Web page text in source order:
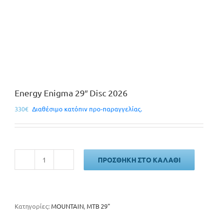
Energy Enigma 29″ Disc 2026
330€ Διαθέσιμο κατόπιν προ-παραγγελίας.
Energy
2026
ποσότητα
ΠΡΟΣΘΉΚΗ ΣΤΟ ΚΑΛΆΘΙ
Κατηγορίες: MOUNTAIN, MTB 29"